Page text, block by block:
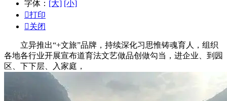
字体： [大] [小]
打印
关闭
立异推出“+文旅”品牌，持续深化习思惟铸魂育人，组织
各地各行业开展宣布道育法文艺做品创做勾当，进企业、到园
区、下下层、入家庭，